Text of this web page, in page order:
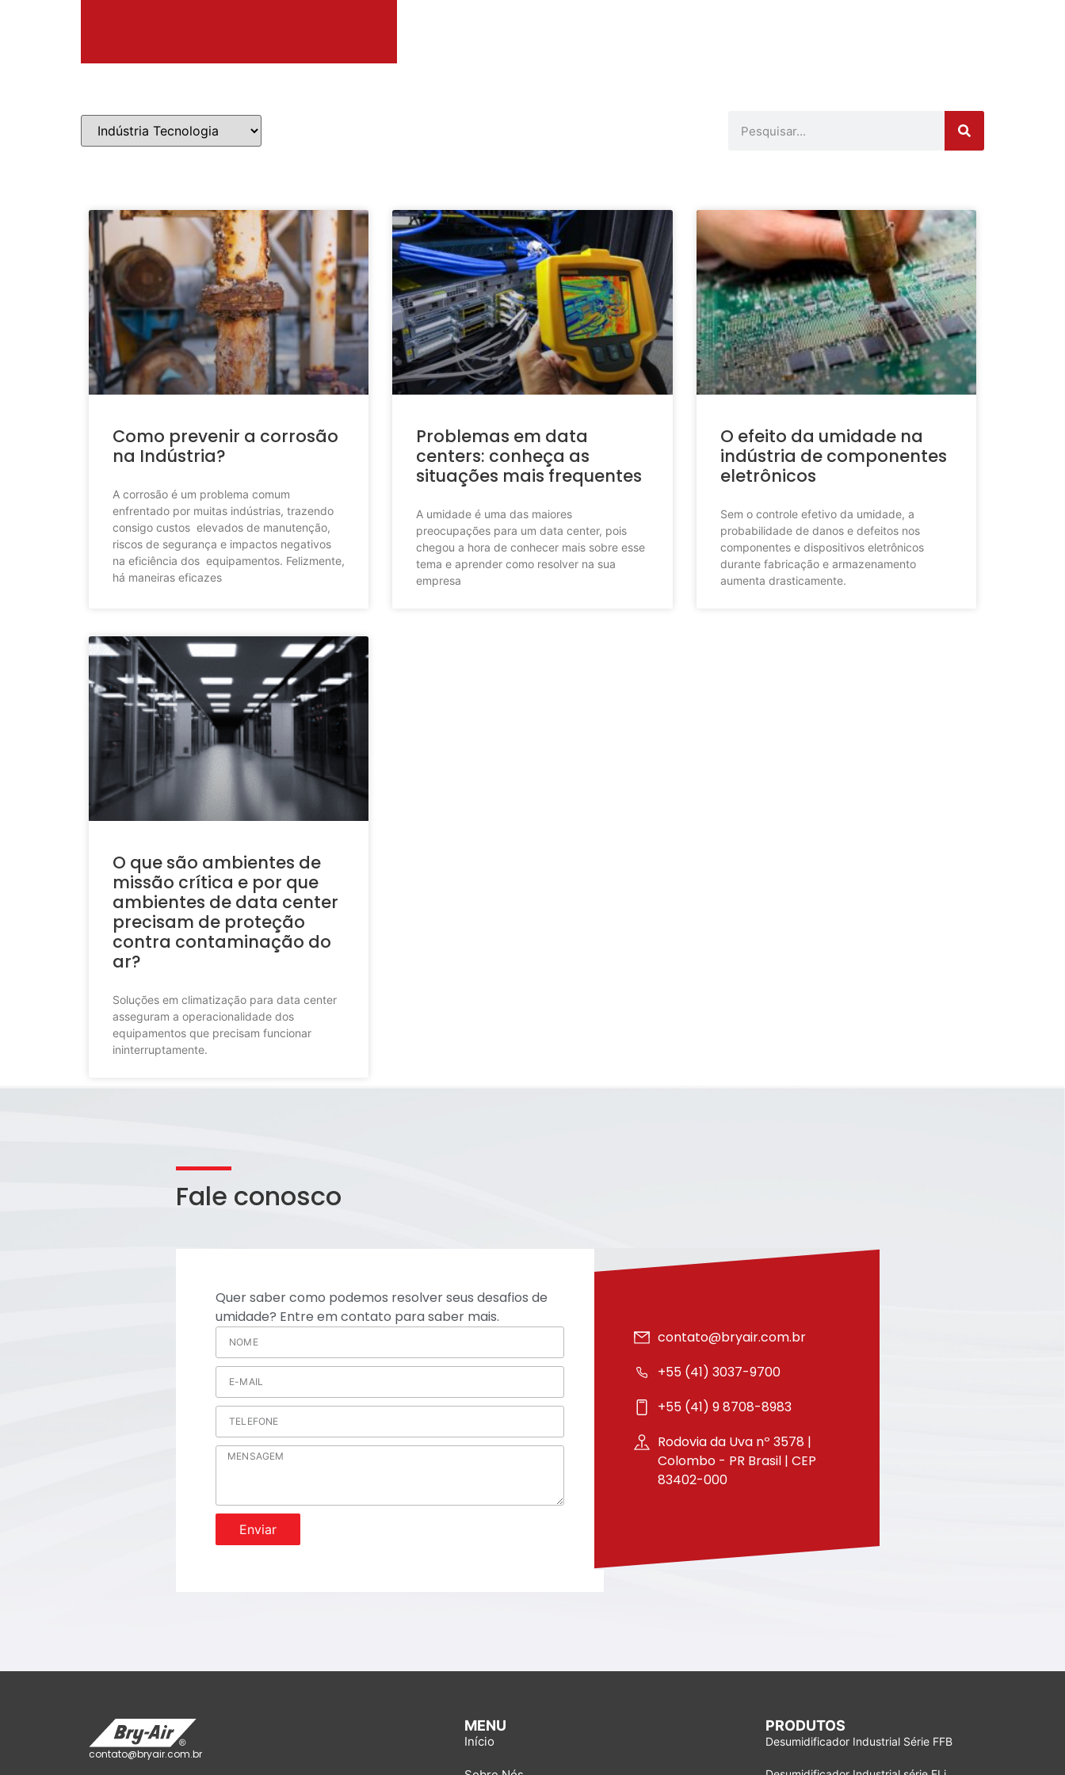
Como prevenir a corrosão
na Indústria?
A corrosão é um problema comum
enfrentado por muitas indústrias, trazendo
consigo custos elevados de manutenção,
riscos de segurança e impactos negativos
na eficiência dos equipamentos. Felizmente,
há maneiras eficazes
Problemas em data
centers: conheça as
situações mais frequentes
A umidade é uma das maiores
preocupações para um data center, pois
chegou a hora de conhecer mais sobre esse
tema e aprender como resolver na sua
empresa
O efeito da umidade na
indústria de componentes
eletrônicos
Sem o controle efetivo da umidade, a
probabilidade de danos e defeitos nos
componentes e dispositivos eletrônicos
durante fabricação e armazenamento
aumenta drasticamente.
O que são ambientes de
missão crítica e por que
ambientes de data center
precisam de proteção
contra contaminação do
ar?
Soluções em climatização para data center
asseguram a operacionalidade dos
equipamentos que precisam funcionar
ininterruptamente.
Quer saber como podemos resolver seus desafios de
umidade? Entre em contato para saber mais.
Enviar
contato@bryair.com.br
+55 (41) 3037-9700
+55 (41) 9 8708-8983
Rodovia da Uva nº 3578 |
Colombo - PR Brasil | CEP
83402-000
Fale conosco
contato@bryair.com.br
Início
MENU PRODUTOS
Desumidificador Industrial Série FFB